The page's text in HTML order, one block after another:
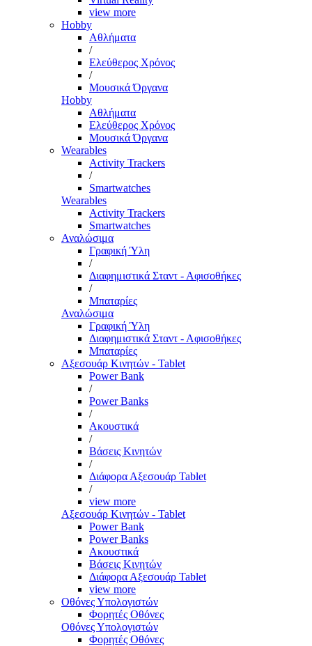
view more
Hobby
Αθλήματα
/
Ελεύθερος Χρόνος
/
Μουσικά Όργανα
Hobby
Αθλήματα
Ελεύθερος Χρόνος
Μουσικά Όργανα
Wearables
Activity Trackers
/
Smartwatches
Wearables
Activity Trackers
Smartwatches
Αναλώσιμα
Γραφική Ύλη
/
Διαφημιστικά Σταντ - Αφισοθήκες
/
Μπαταρίες
Αναλώσιμα
Γραφική Ύλη
Διαφημιστικά Σταντ - Αφισοθήκες
Μπαταρίες
Αξεσουάρ Κινητών - Tablet
Power Bank
/
Power Banks
/
Ακουστικά
/
Βάσεις Κινητών
/
Διάφορα Αξεσουάρ Tablet
/
view more
Αξεσουάρ Κινητών - Tablet
Power Bank
Power Banks
Ακουστικά
Βάσεις Κινητών
Διάφορα Αξεσουάρ Tablet
view more
Οθόνες Υπολογιστών
Φορητές Οθόνες
Οθόνες Υπολογιστών
Φορητές Οθόνες